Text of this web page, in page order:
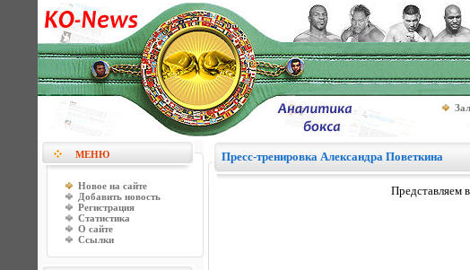
МЕНЮ
Новое на сайте
Добавить новость
Регистрация
Статистика
О сайте
Ссылки
Пресс-тренировка Александра Поветкина
Представляем